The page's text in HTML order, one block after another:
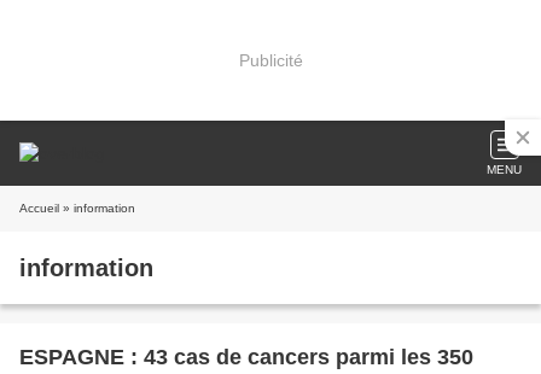
Publicité
MENU
Accueil » information
information
ESPAGNE : 43 cas de cancers parmi les 350